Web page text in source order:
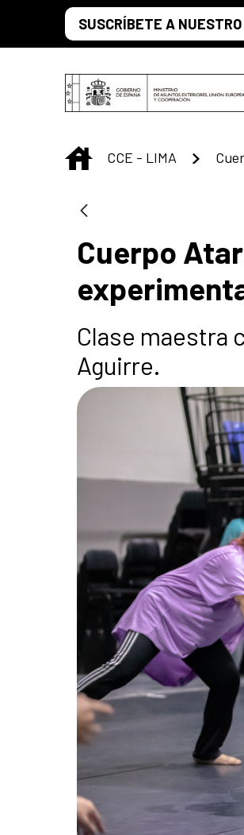
Saltar al contenido principal
SUSCRÍBETE A
INICIO
CCE - LIMA
Cuerpo
Clase maestra
Aguirre.